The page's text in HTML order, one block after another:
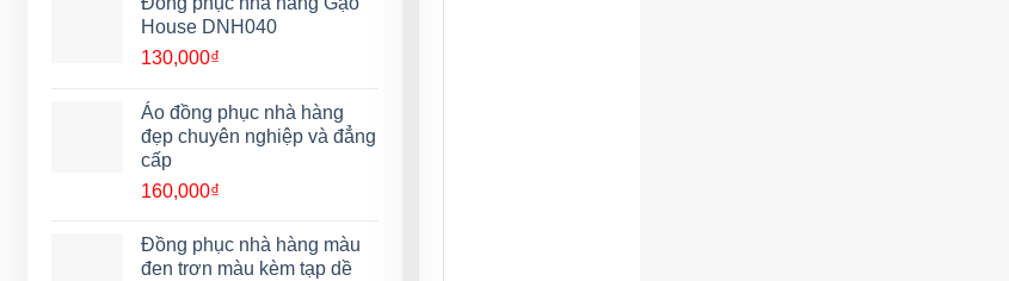
House DNH040
130,000₫
Áo đồng phục nhà hàng
đẹp chuyên nghiệp và đẳng
cấp
160,000₫
Đồng phục nhà hàng màu
đen trơn màu kèm tạp dề